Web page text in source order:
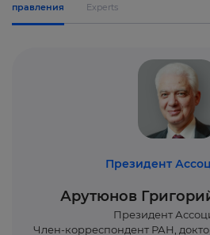
правления
Experts
Президент
Арутюнов
Президент
Член-корреспондент РАН,